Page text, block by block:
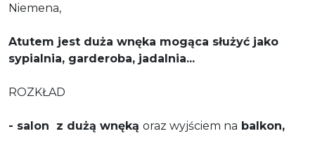
Niemena,
Atutem jest duża wnęka mogąca służyć jako
sypialnia, garderoba, jadalnia...
ROZKŁAD
- salon z dużą wnęką oraz wyjściem na balkon,